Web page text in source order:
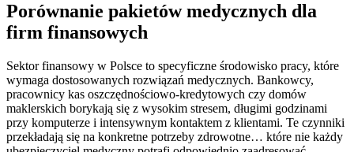
Porównanie pakietów medycznych dla
firm finansowych
Sektor finansowy w Polsce to specyficzne środowisko pracy, które
wymaga dostosowanych rozwiązań medycznych. Bankowcy,
pracownicy kas oszczędnościowo-kredytowych czy domów
maklerskich borykają się z wysokim stresem, długimi godzinami
przy komputerze i intensywnym kontaktem z klientami. Te czynniki
przekładają się na konkretne potrzeby zdrowotne… które nie każdy